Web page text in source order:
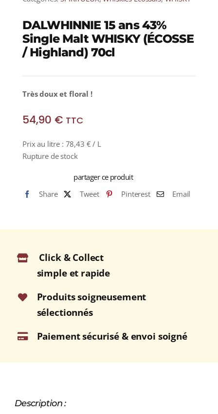
DALWHINNIE 15 ans 43%
Single Malt WHISKY (ÉCOSSE
/ Highland) 70cl
Très doux et floral !
54,90 € TTC
Prix au litre : 78,43 € / L
Rupture de stock
partager ce produit
Share
Tweet Pinterest Email
Click & Collect
simple et rapide
Produits soigneusement
sélectionnés
Paiement sécurisé & envoi soigné
Description :